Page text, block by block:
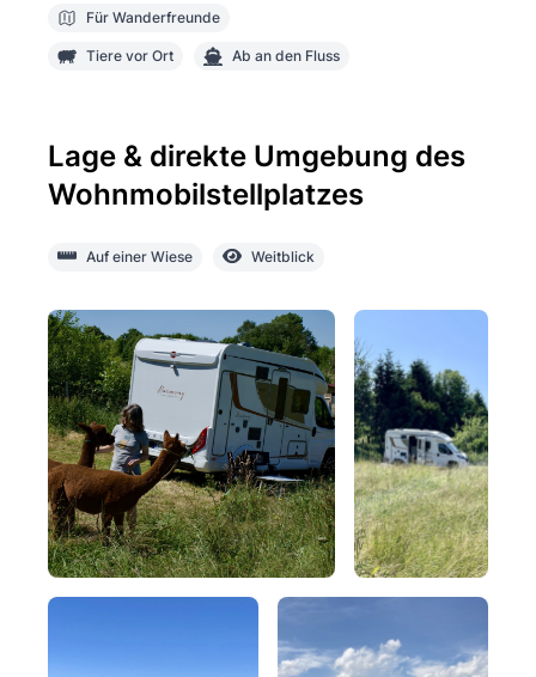
Für Wanderfreunde
Tiere vor Ort Ab an den Fluss
Lage & direkte Umgebung des
Wohnmobilstellplatzes
Auf einer Wiese Weitblick